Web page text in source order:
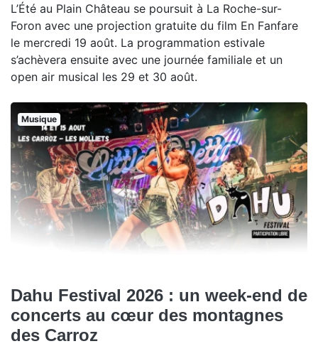
L’Été au Plain Château se poursuit à La Roche-sur-
Foron avec une projection gratuite du film En Fanfare
le mercredi 19 août. La programmation estivale
s’achèvera ensuite avec une journée familiale et un
open air musical les 29 et 30 août.
Musique
Dahu Festival 2026 : un week-end de
concerts au cœur des montagnes
des Carroz